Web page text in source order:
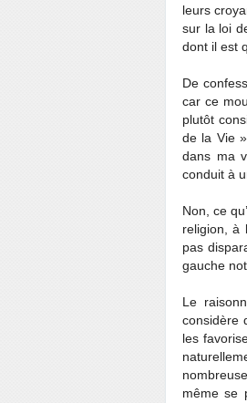
leurs
sur la loi
dont il est
De
car ce
plutôt
de la Vie
dans ma
conduit à
Non, ce
religion, à
pas
gauche
Le
considère
les
même se